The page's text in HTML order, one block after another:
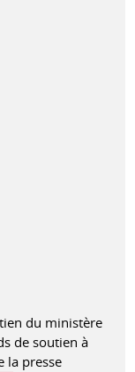
du ministère
de soutien à
la presse